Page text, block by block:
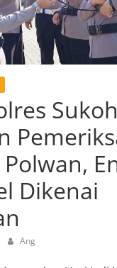
Dikenai
Ang